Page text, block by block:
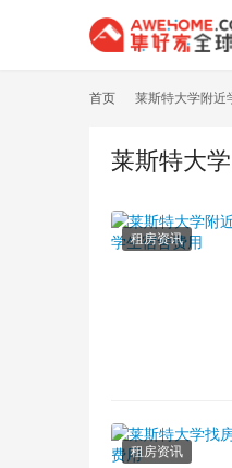
首页 莱斯特大学附近
莱斯特大
租房资讯
租房资讯